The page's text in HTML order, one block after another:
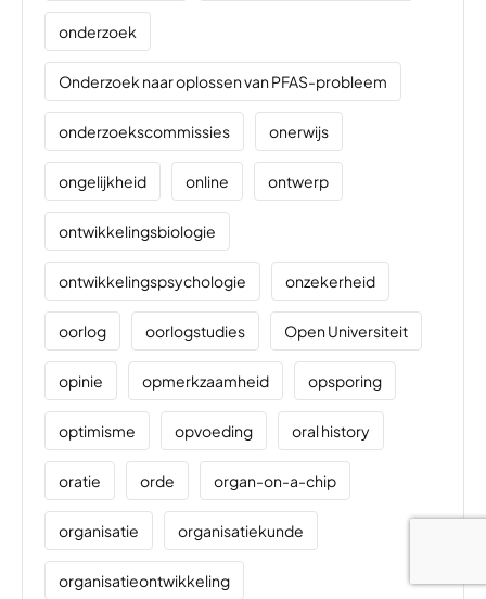
onderzoek
Onderzoek naar oplossen van PFAS-probleem
onderzoekscommissies onerwijs
ongelijkheid online ontwerp
ontwikkelingsbiologie
ontwikkelingspsychologie onzekerheid
oorlog oorlogstudies Open Universiteit
opinie opmerkzaamheid opsporing
optimisme opvoeding oral history
oratie orde organ-on-a-chip
organisatie organisatiekunde
organisatieontwikkeling